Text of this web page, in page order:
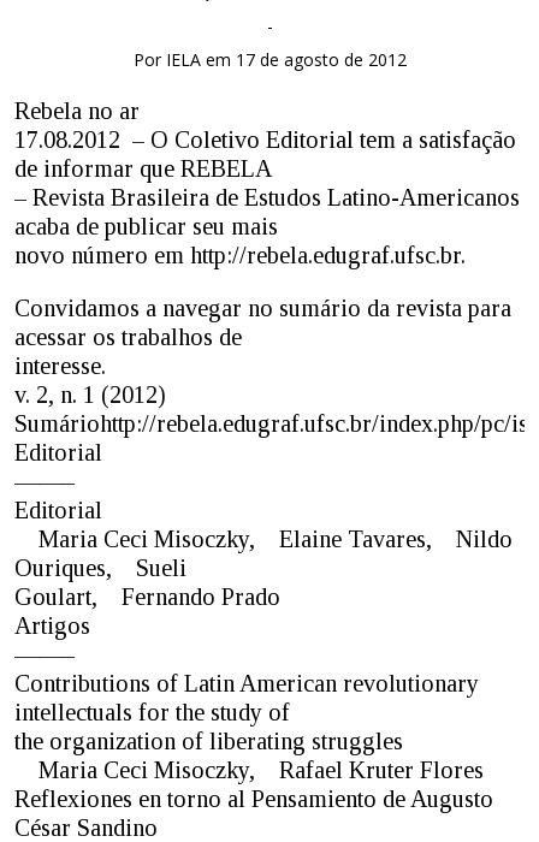
-
Por IELA em 17 de agosto de 2012
Rebela no ar
17.08.2012 – O Coletivo Editorial tem a satisfação
de informar que REBELA
– Revista Brasileira de Estudos Latino-Americanos
acaba de publicar seu mais
novo número em http://rebela.edugraf.ufsc.br.
Convidamos a navegar no sumário da revista para
acessar os trabalhos de
interesse.
v. 2, n. 1 (2012)
Sumáriohttp://rebela.edugraf.ufsc.br/index.php/pc/
Editorial
——–
Editorial
Maria Ceci Misoczky, Elaine Tavares, Nildo
Ouriques, Sueli
Goulart, Fernando Prado
Artigos
——–
Contributions of Latin American revolutionary
intellectuals for the study of
the organization of liberating struggles
Maria Ceci Misoczky, Rafael Kruter Flores
Reflexiones en torno al Pensamiento de Augusto
César Sandino